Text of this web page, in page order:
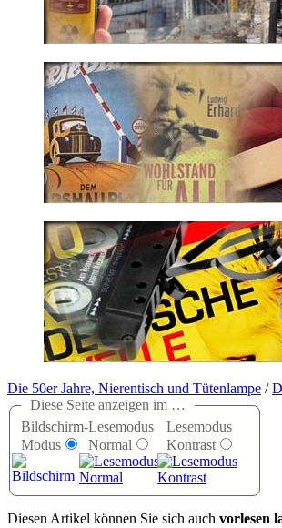
Die 50er Jahre, Nierentisch und Tütenlampe /
Diese Seite anzeigen im …
Bildschirm-
Modus
Lesemodus
Normal
Lesemodus
Kontrast
Diesen Artikel können Sie sich auch vorlesen